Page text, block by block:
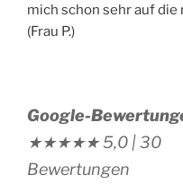
mich schon sehr auf
(Frau P.)
Google-
★★★★★5,0 |30
Bewertungen